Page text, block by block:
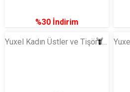
%30 İndirim
Yuxel Kadın Üstler ve Tişörtler